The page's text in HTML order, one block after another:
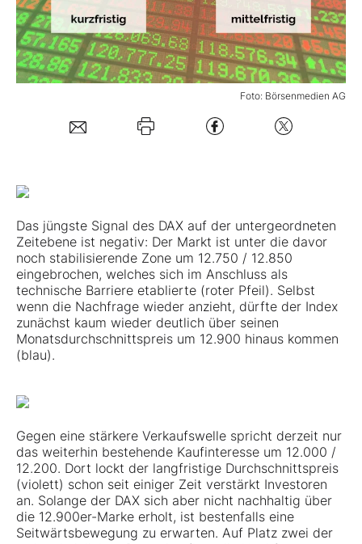
Mein B:O
Mein Konto
Folgen Sie uns
Foto: Börsenmedien AG
Das jüngste Signal des DAX auf der untergeordneten
Zeitebene ist negativ: Der Markt ist unter die davor
noch stabilisierende Zone um 12.750 / 12.850
eingebrochen, welches sich im Anschluss als
technische Barriere etablierte (roter Pfeil). Selbst
wenn die Nachfrage wieder anzieht, dürfte der Index
zunächst kaum wieder deutlich über seinen
Monatsdurchschnittspreis um 12.900 hinaus kommen
(blau).
Gegen eine stärkere Verkaufswelle spricht derzeit nur
das weiterhin bestehende Kaufinteresse um 12.000 /
12.200. Dort lockt der langfristige Durchschnittspreis
(violett) schon seit einiger Zeit verstärkt Investoren
an. Solange der DAX sich aber nicht nachhaltig über
die 12.900er-Marke erholt, ist bestenfalls eine
Seitwärtsbewegung zu erwarten. Auf Platz zwei der